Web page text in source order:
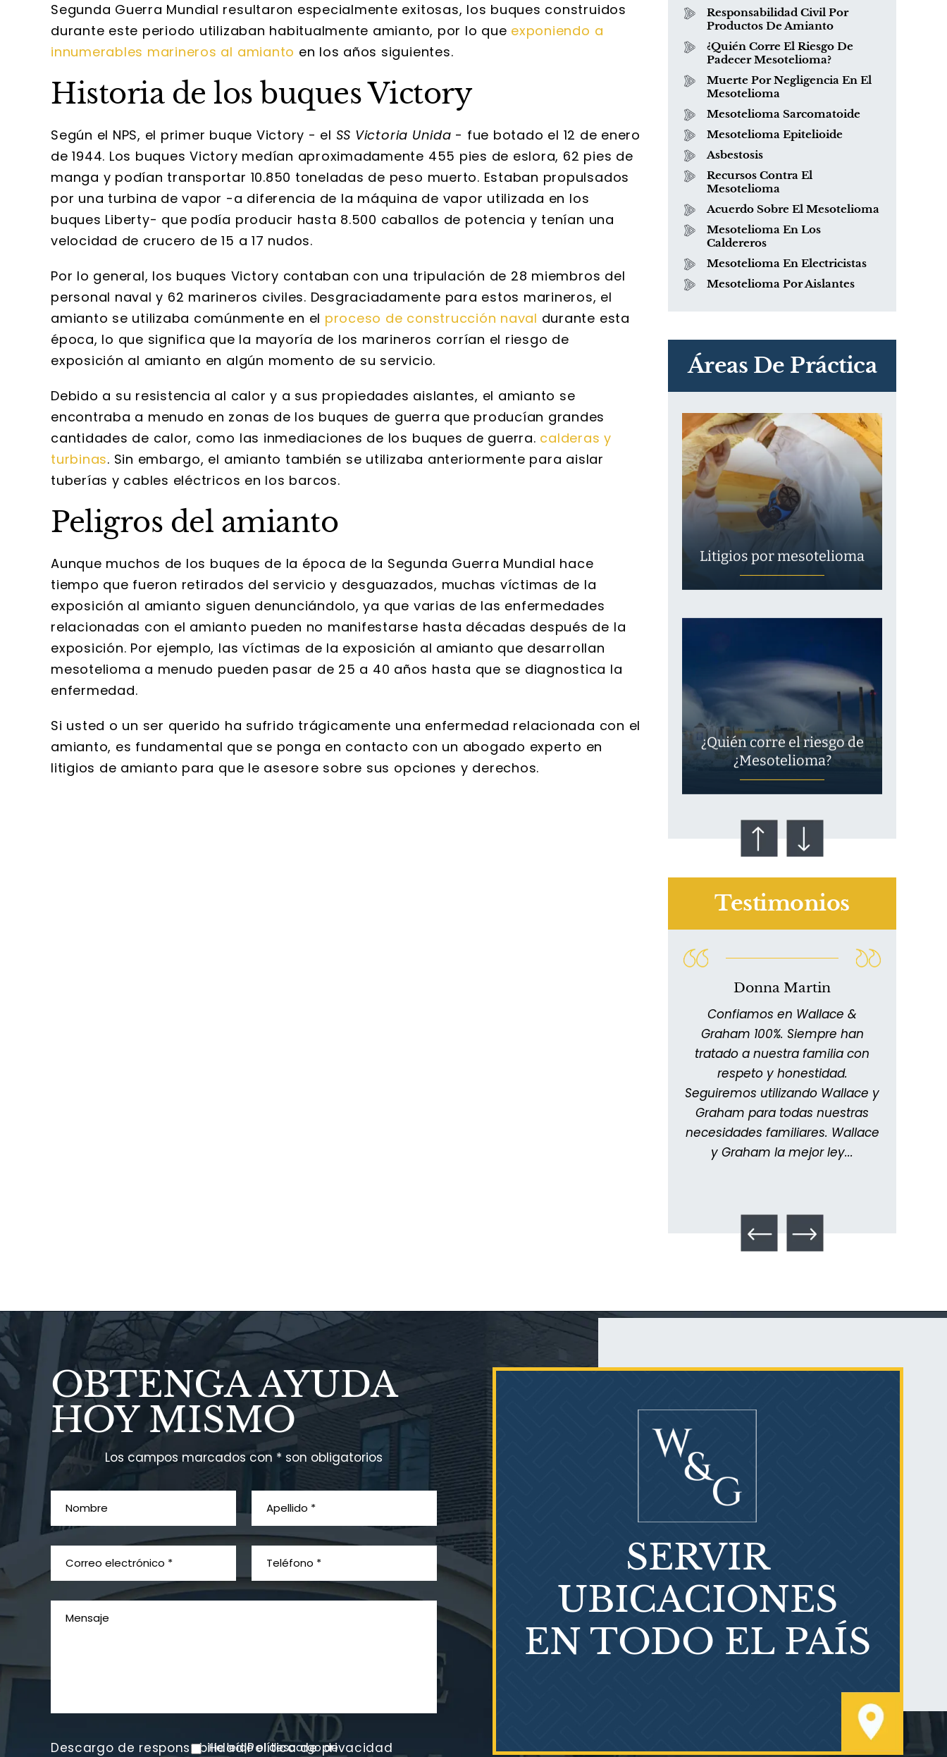
Segunda Guerra Mundial resultaron especialmente exitosas, los buques construidos
durante este periodo utilizaban habitualmente amianto, por lo que exponiendo a
innumerables marineros al amianto en los años siguientes.
Historia de los buques Victory
Según el NPS, el primer buque Victory - el SS Victoria Unida - fue botado el 12 de enero
de 1944. Los buques Victory medían aproximadamente 455 pies de eslora, 62 pies de
manga y podían transportar 10.850 toneladas de peso muerto. Estaban propulsados
por una turbina de vapor -a diferencia de la máquina de vapor utilizada en los
buques Liberty- que podía producir hasta 8.500 caballos de potencia y tenían una
velocidad de crucero de 15 a 17 nudos.
Por lo general, los buques Victory contaban con una tripulación de 28 miembros del
personal naval y 62 marineros civiles. Desgraciadamente para estos marineros, el
amianto se utilizaba comúnmente en el proceso de construcción naval durante esta
época, lo que significa que la mayoría de los marineros corrían el riesgo de
exposición al amianto en algún momento de su servicio.
Debido a su resistencia al calor y a sus propiedades aislantes, el amianto se
encontraba a menudo en zonas de los buques de guerra que producían grandes
cantidades de calor, como las inmediaciones de los buques de guerra. calderas y
turbinas. Sin embargo, el amianto también se utilizaba anteriormente para aislar
tuberías y cables eléctricos en los barcos.
Peligros del amianto
Aunque muchos de los buques de la época de la Segunda Guerra Mundial hace
tiempo que fueron retirados del servicio y desguazados, muchas víctimas de la
exposición al amianto siguen denunciándolo, ya que varias de las enfermedades
relacionadas con el amianto pueden no manifestarse hasta décadas después de la
exposición. Por ejemplo, las víctimas de la exposición al amianto que desarrollan
mesotelioma a menudo pueden pasar de 25 a 40 años hasta que se diagnostica la
enfermedad.
Si usted o un ser querido ha sufrido trágicamente una enfermedad relacionada con el
amianto, es fundamental que se ponga en contacto con un abogado experto en
litigios de amianto para que le asesore sobre sus opciones y derechos.
Responsabilidad Civil Por
Productos De Amianto
¿Quién Corre El Riesgo De
Padecer Mesotelioma?
Muerte Por Negligencia En El
Mesotelioma
Mesotelioma Sarcomatoide
Mesotelioma Epitelioide
Asbestosis
Recursos Contra El
Mesotelioma
Acuerdo Sobre El Mesotelioma
Mesotelioma En Los
Caldereros
Mesotelioma En Electricistas
Mesotelioma Por Aislantes
Áreas De Práctica
¿Qué es el mesotelioma?
Litigios por mesotelioma
¿Quién corre el riesgo de
¿Mesotelioma?
Exposición
Testimonios
Donna Martin
Confiamos en Wallace &
Graham 100%. Siempre han
tratado a nuestra familia con
respeto y honestidad.
Seguiremos utilizando Wallace y
Graham para todas nuestras
necesidades familiares. Wallace
y Graham la mejor ley...
OBTENGA AYUDA
HOY MISMO
Los campos marcados con * son obligatorios
Descargo de responsabilidad|Política de privacidad
He leído el descargo de
SERVIR
UBICACIONES
EN TODO EL PAÍS